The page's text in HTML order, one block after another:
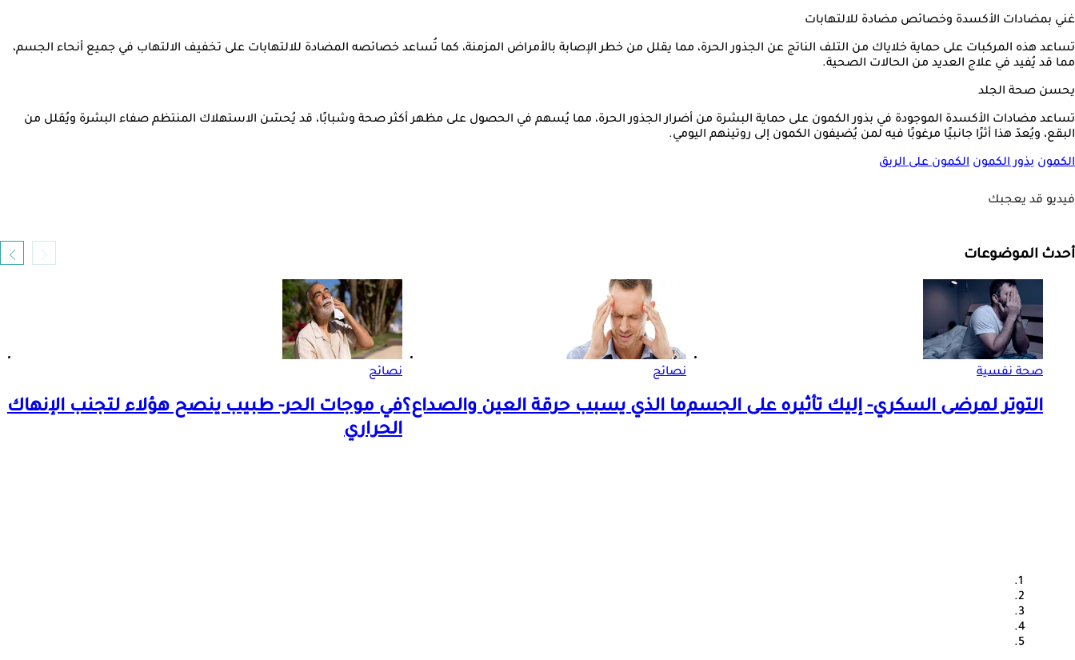
غني بمضادات الأكسدة وخصائص مضادة للالتهابات
تساعد هذه المركبات على حماية خلاياك من التلف الناتج عن الجذور الحرة، مما يقلل من خطر الإصابة بالأمراض المزمنة، كما تُساعد خصائصه المضادة للالتهابات على تخفيف الالتهاب في جميع أنحاء الجسم،
مما قد يُفيد في علاج العديد من الحالات الصحية.
يحسن صحة الجلد
تساعد مضادات الأكسدة الموجودة في بذور الكمون على حماية البشرة من أضرار الجذور الحرة، مما يُسهم في الحصول على مظهر أكثر صحة وشبابًا، قد يُحسّن الاستهلاك المنتظم صفاء البشرة ويُقلل من
البقع، ويُعدّ هذا أثرًا جانبيًا مرغوبًا فيه لمن يُضيفون الكمون إلى روتينهم اليومي.
الكمون بذور الكمون الكمون على الريق
فيديو قد يعجبك
أحدث الموضوعات
صحة نفسية
التوتر لمرضى السكري- إليك تأثيره على الجسم
نصائح
ما الذي يسبب حرقة العين والصداع؟
نصائح
في موجات الحر- طبيب ينصح هؤلاء لتجنب الإنهاك
الحراري